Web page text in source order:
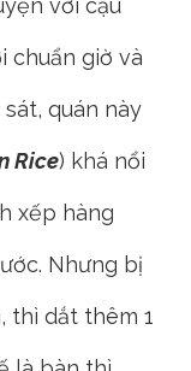
với cậu
chuẩn giờ và
quán này
Rice) khá nổi
xếp hàng
Nhưng bị
thì dắt thêm 1